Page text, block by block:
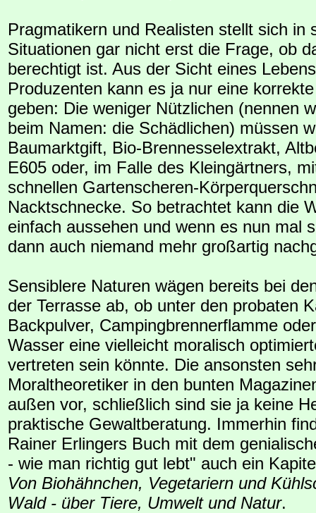
Pragmatikern und Realisten stellt sich in
Situationen gar nicht erst die Frage, ob
berechtigt ist. Aus der Sicht eines
Produzenten kann es ja nur eine
geben: Die weniger Nützlichen (nennen
beim Namen: die Schädlichen) müssen
Baumarktgift, Bio-Brennesselextrakt,
E605 oder, im Falle des Kleingärtners,
schnellen Gartenscheren-
Nacktschnecke. So betrachtet kann die
einfach aussehen und wenn es nun mal
dann auch niemand mehr großartig
Sensiblere Naturen wägen bereits bei
der Terrasse ab, ob unter den probaten
Backpulver, Campingbrennerflamme
Wasser eine vielleicht moralisch
vertreten sein könnte. Die ansonsten
Moraltheoretiker in den bunten
außen vor, schließlich sind sie ja keine
praktische Gewaltberatung. Immerhin
Rainer Erlingers Buch mit dem
- wie man richtig gut lebt" auch ein
Von Biohähnchen, Vegetariern und
Wald - über Tiere, Umwelt und Natur.